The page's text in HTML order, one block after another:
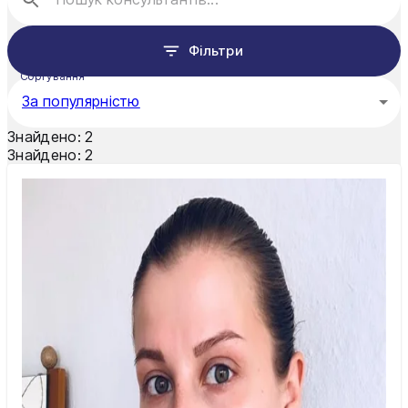
Суми
Тернопіль
Ужгород
Умань
Чернівці
Фільтри
Сортування
За популярністю
Знайдено: 2
Знайдено: 2